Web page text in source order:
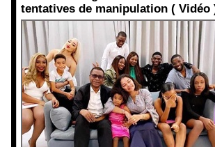
tentatives de manipulation ( Vidéo